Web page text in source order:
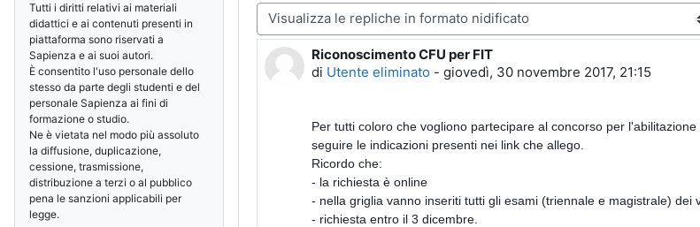
Modalità visualizzazione
Riconoscimento CFU per FIT
di Utente eliminato- giovedì, 30 novembre 2017, 21:15
Numero di risposte: 0
Per tutti coloro che vogliono partecipare al concorso per
seguire le indicazioni presenti nei link che allego.
Ricordo che:
- la richiesta è online
- nella griglia vanno inseriti tutti gli esami (triennale e magistrale)
- richiesta entro il 3 dicembre.
Tutti i diritti relativi ai materiali
didattici e ai contenuti presenti in
piattaforma sono riservati a
Sapienza e ai suoi autori.
È consentito l'uso personale dello
stesso da parte degli studenti e del
personale Sapienza ai fini di
formazione o studio.
Ne è vietata nel modo più assoluto
la diffusione, duplicazione,
cessione, trasmissione,
distribuzione a terzi o al pubblico
pena le sanzioni applicabili per
legge.